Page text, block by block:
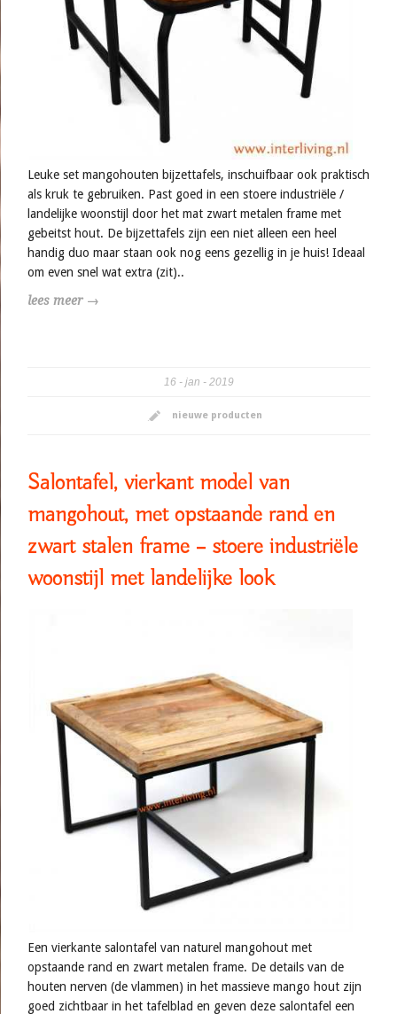
Leuke set mangohouten bijzettafels, inschuifbaar ook praktisch
als kruk te gebruiken. Past goed in een stoere industriële /
landelijke woonstijl door het mat zwart metalen frame met
gebeitst hout. De bijzettafels zijn een niet alleen een heel
handig duo maar staan ook nog eens gezellig in je huis! Ideaal
om even snel wat extra (zit)..
lees meer →
16 jan 2019
nieuwe producten
Salontafel, vierkant model van
mangohout, met opstaande rand en
zwart stalen frame – stoere industriële
woonstijl met landelijke look
Een vierkante salontafel van naturel mangohout met
opstaande rand en zwart metalen frame. De details van de
houten nerven (de vlammen) in het massieve mango hout zijn
goed zichtbaar in het tafelblad en geven deze salontafel een